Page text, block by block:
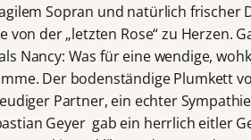
Sopran und natürlich frischer
von der „letzten Rose“ zu Herzen.
Nancy: Was für eine wendige,
Der bodenständige Plumkett
Partner, ein echter
Geyer gab ein herrlich eitler